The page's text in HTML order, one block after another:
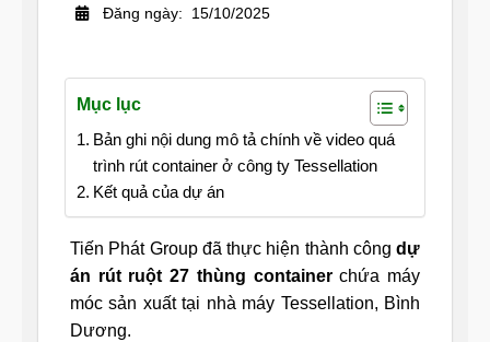
Đăng ngày: 15/10/2025
Mục lục
Bản ghi nội dung mô tả chính về video quá
trình rút container ở công ty Tessellation
Kết quả của dự án
Tiến Phát Group đã thực hiện thành công dự
án rút ruột 27 thùng containerchứa máy
móc sản xuất tại nhà máy Tessellation, Bình
Dương.